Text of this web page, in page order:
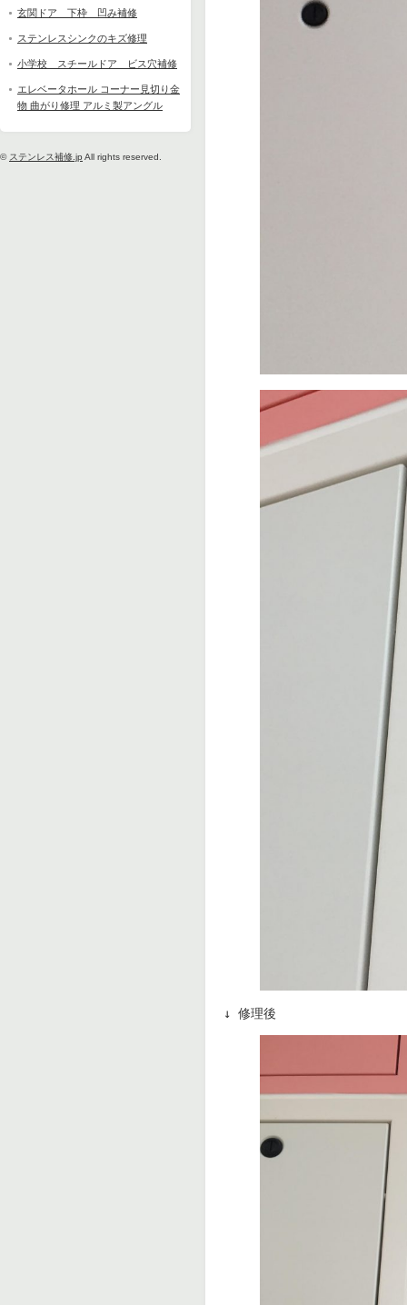
玄関ドア 下枠 凹み補修
ステンレスシンクのキズ修理
小学校 スチールドア ビス穴補修
エレベータホール コーナー見切り金
物 曲がり修理 アルミ製アングル
© ステンレス補修.jp All rights reserved.
↓ 修理後